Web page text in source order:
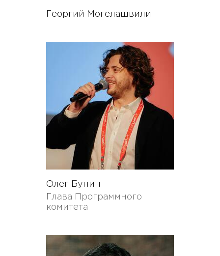
Георгий Могелашвили
Олег Бунин
Глава Программного
комитета